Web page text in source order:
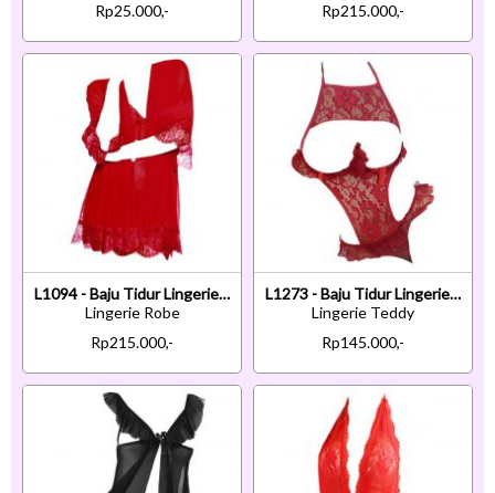
Rp25.000,-
Rp215.000,-
L1094 - Baju Tidur Lingerie Robe Kimono Dress Merah Transparan Lengan Pendek Ikat Pinggang
Lingerie Robe
Rp215.000,-
L1273 - Baju Tidur Lingerie Teddy Bodysuit Dress Halter Marun Transparan Bra Kawat Open Cup
Lingerie Teddy
Rp145.000,-